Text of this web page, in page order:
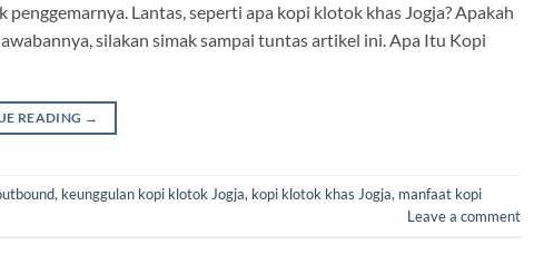
Lantas, seperti apa kopi klotok khas Jogja? Apakah
silakan simak sampai tuntas artikel ini. Apa Itu Kopi
READING →
, keunggulan kopi klotok Jogja, kopi klotok khas Jogja, manfaat kopi
Leave a comment